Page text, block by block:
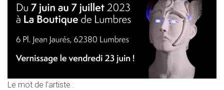
Le mot de l’artiste :